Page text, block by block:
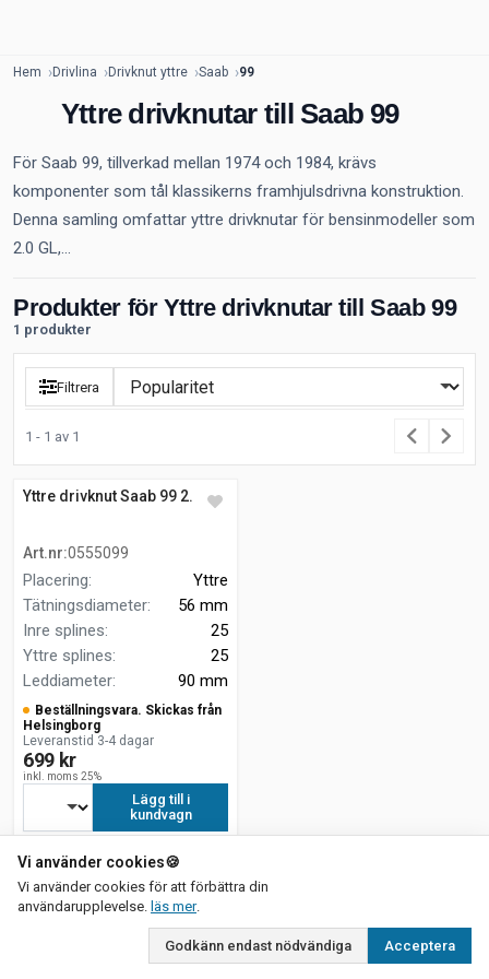
Hem Drivlina Drivknut yttre Saab 99
Yttre drivknutar till Saab 99
För Saab 99, tillverkad mellan 1974 och 1984, krävs
komponenter som tål klassikerns framhjulsdrivna konstruktion.
Denna samling omfattar yttre drivknutar för bensinmodeller som
2.0 GL,...
Produkter för Yttre drivknutar till Saab 99
1 produkter
Filtrera
1 - 1 av 1
Yttre drivknut Saab 99 2.0 GL
Art.nr:0555099
Placering:
Yttre
Tätningsdiameter:
56 mm
Inre splines:
25
Yttre splines:
25
Leddiameter: 90 mm
Beställningsvara. Skickas från
Helsingborg
Leveranstid 3-4 dagar
699 kr
inkl. moms 25%
Lägg till i
kundvagn
Vi använder cookies🍪
Vi använder cookies för att förbättra din
användarupplevelse. läs merom vår integritetspolicy
.
Godkänn endast nödvändiga Acceptera